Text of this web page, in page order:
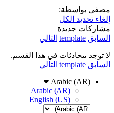
مصفى بواسطة:
إلغاء تحديد الكل
مشاركات جديدة
السابق template التالي
لا توجد محادثات في هذا القسم.
السابق template التالي
Arabic (AR)
Arabic (AR)
English (US)